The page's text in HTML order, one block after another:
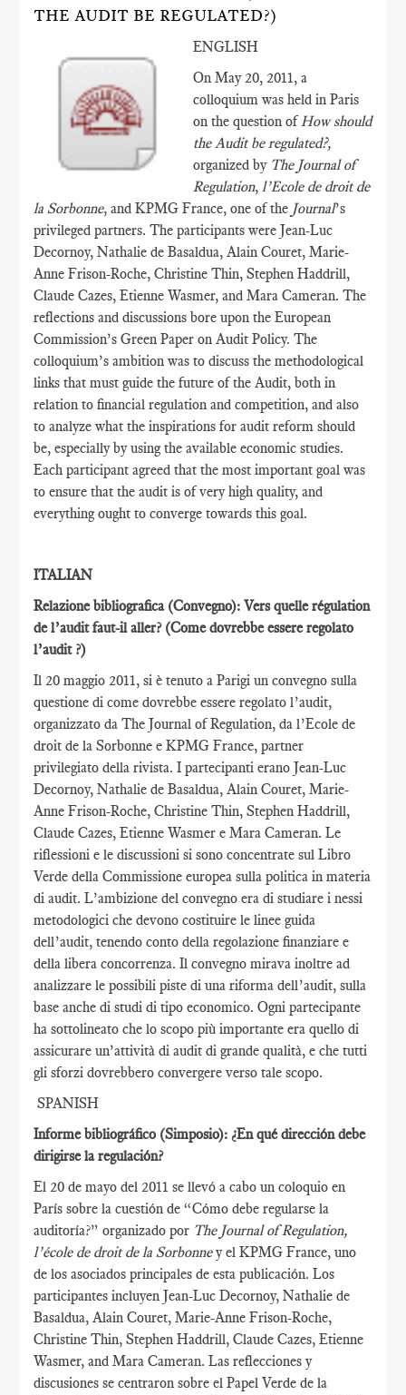
THE AUDIT BE REGULATED?)
ENGLISH
On May 20, 2011, a
colloquium was held in Paris
on the question ofHow should
the Audit be regulated?,
organized by The Journal of
Regulation,l’Ecole de droit de
la Sorbonne, and KPMG France, one of the Journal’s
privileged partners. The participants were Jean-Luc
Decornoy, Nathalie de Basaldua, Alain Couret, Marie-
Anne Frison-Roche, Christine Thin, Stephen Haddrill,
Claude Cazes, Etienne Wasmer, and Mara Cameran. The
reflections and discussions bore upon the European
Commission’s Green Paper on Audit Policy. The
colloquium’s ambition was to discuss the methodological
links that must guide the future of the Audit, both in
relation to financial regulation and competition, and also
to analyze what the inspirations for audit reform should
be, especially by using the available economic studies.
Each participant agreed that the most important goal was
to ensure that the audit is of very high quality, and
everything ought to converge towards this goal.
ITALIAN
Relazione bibliografica (Convegno): Vers quelle régulation
de l’audit faut-il aller? (Come dovrebbe essere regolato
l’audit ?)
Il 20 maggio 2011, si è tenuto a Parigi un convegno sulla
questione di come dovrebbe essere regolato l’audit,
organizzato da The Journal of Regulation, da l’Ecole de
droit de la Sorbonne e KPMG France, partner
privilegiato della rivista. I partecipanti erano Jean-Luc
Decornoy, Nathalie de Basaldua, Alain Couret, Marie-
Anne Frison-Roche, Christine Thin, Stephen Haddrill,
Claude Cazes, Etienne Wasmer e Mara Cameran. Le
riflessioni e le discussioni si sono concentrate sul Libro
Verde della Commissione europea sulla politica in materia
di audit. L’ambizione del convegno era di studiare i nessi
metodologici che devono costituire le linee guida
dell’audit, tenendo conto della regolazione finanziare e
della libera concorrenza. Il convegno mirava inoltre ad
analizzare le possibili piste di una riforma dell’audit, sulla
base anche di studi di tipo economico. Ogni partecipante
ha sottolineato che lo scopo più importante era quello di
assicurare un’attività di audit di grande qualità, e che tutti
gli sforzi dovrebbero convergere verso tale scopo.
SPANISH
Informe bibliográfico (Simposio): ¿En qué dirección debe
dirigirse la regulación?
El 20 de mayo del 2011 se llevó a cabo un coloquio en
París sobre la cuestión de “Cómo debe regularse la
auditoría?” organizado por The Journal of Regulation,
l’école de droit de la Sorbonney el KPMG France, uno
de los asociados principales de esta publicación. Los
participantes incluyen Jean-Luc Decornoy, Nathalie de
Basaldua, Alain Couret, Marie-Anne Frison-Roche,
Christine Thin, Stephen Haddrill, Claude Cazes, Etienne
Wasmer, and Mara Cameran. Las reflecciones y
discusiones se centraron sobre el Papel Verde de la